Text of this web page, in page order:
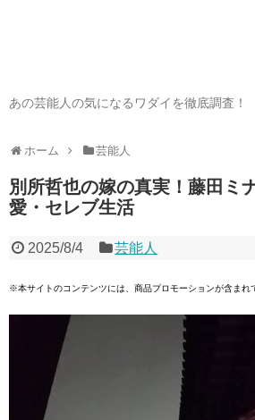
あの芸能人の気になるワダイを徹底調査！
ホーム 芸能人
別所哲也の嫁の真実！藤田ミ
愛・セレブ生活
2025/8/4 芸能人
※本サイトのコンテンツには、商品プロモーションが含まれ